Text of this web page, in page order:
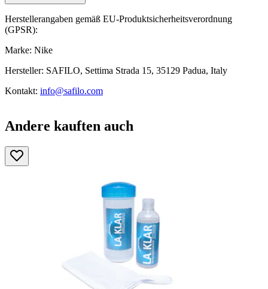
Herstellerangaben gemäß EU-Produktsicherheitsverordnung
(GPSR):
Marke: Nike
Hersteller: SAFILO, Settima Strada 15, 35129 Padua, Italy
Kontakt: info@safilo.com
Andere kauften auch